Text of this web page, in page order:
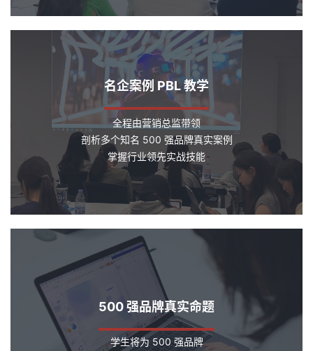
名企案例 PBL 教学
全程由营销总监带领
剖析多个知名 500 强品牌真实案例
掌握行业领先实战技能
500 强品牌真实命题
学生将为 500 强品牌